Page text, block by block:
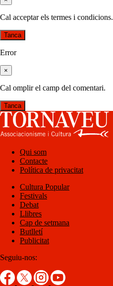
Cal acceptar els termes i condicions.
Tanca
Error
×
Cal omplir el camp del comentari.
Tanca
Qui som
Contacte
Política de privacitat
Cultura Popular
Festivals
Debat
Llibres
Cap de setmana
Butlletí
Publicitat
Seguiu-nos: